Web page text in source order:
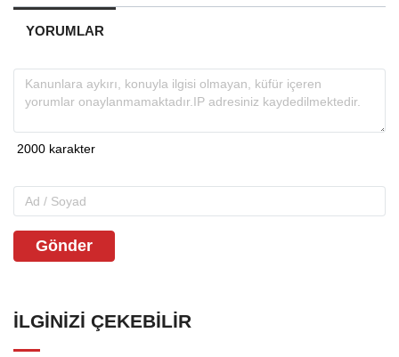
YORUMLAR
Gönder
İLGINIZI ÇEKEBILIR